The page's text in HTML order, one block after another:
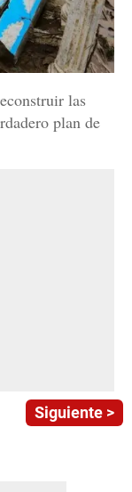
las
plan de
Siguiente >